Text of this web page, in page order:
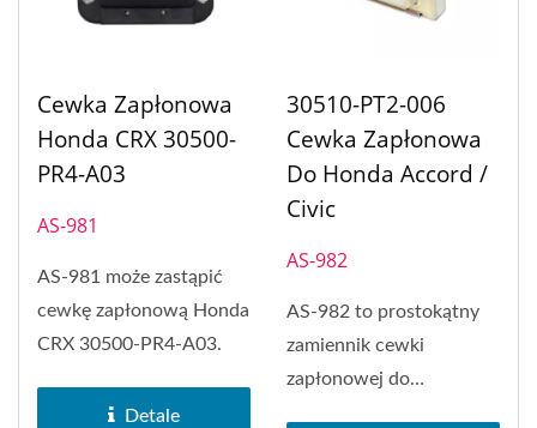
Cewka Zapłonowa
Honda CRX 30500-
PR4-A03
AS-981
AS-981 może zastąpić
cewkę zapłonową Honda
CRX 30500-PR4-A03.
Detale
30510-PT2-006
Cewka Zapłonowa
Do Honda Accord /
Civic
AS-982
AS-982 to prostokątny
zamiennik cewki
zapłonowej do